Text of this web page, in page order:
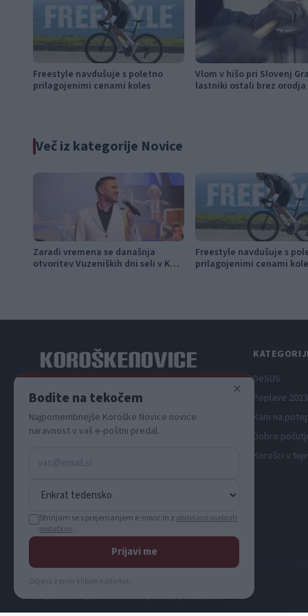
Freestyle navdušuje s poletno
prilagojenimi cenami koles
Vlom v hišo pri Slovenj
lastniki ostali brez orodja
Več iz kategorije Novice
Zaradi vremena se današnja
otvoritev Vuzeniških dni seli v KUC
Freestyle navdušuje s
prilagojenimi cenami
DeSUS
Poplave
Kam na
Dobro
Korošci v
© 2026 KN MEDIA d.o.o. Vse pravice pridržane.
×
Bodite na tekočem
Najpomembnejše Koroške Novice novice
naravnost v vaš e-poštni predal.
Strinjam se s prejemanjem e-novic in z obdelavo osebnih
podatkov.
Prijavi me
Odjava z enim klikom kadarkoli.